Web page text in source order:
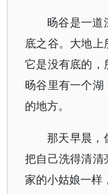
旸谷是一道
底之谷。大地
它是没有底的，
旸谷里有一个
的地方。
那天早晨，
把自己洗得清
家的小姑娘一样